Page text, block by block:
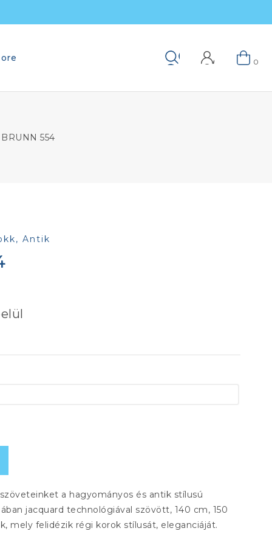
0
554
Antik
a hagyományos és antik stílusú
jacquard technológiával szövött, 140 cm, 150
mely felidézik régi korok stílusát, eleganciáját.